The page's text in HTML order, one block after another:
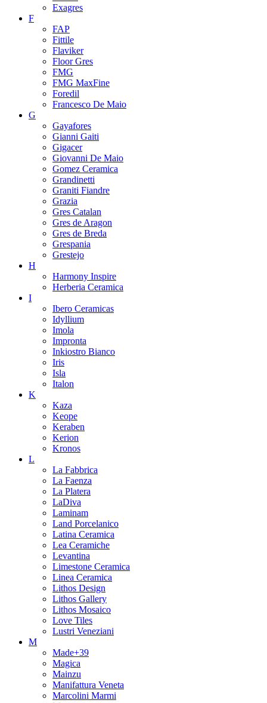
Exagres
F
FAP
Fittile
Flaviker
Floor Gres
FMG
FMG MaxFine
Foredil
Francesco De Maio
G
Gayafores
Gianni Gaiti
Gigacer
Giovanni De Maio
Gomez Ceramica
Grandinetti
Graniti Fiandre
Grazia
Gres Catalan
Gres de Aragon
Gres de Breda
Grespania
Grestejo
H
Harmony Inspire
Herberia Ceramica
I
Ibero Ceramicas
Idyllium
Imola
Impronta
Inkiostro Bianco
Iris
Isla
Italon
K
Kaza
Keope
Keraben
Kerion
Kronos
L
La Fabbrica
La Faenza
La Platera
LaDiva
Laminam
Land Porcelanico
Latina Ceramica
Lea Ceramiche
Levantina
Limestone Ceramica
Linea Ceramica
Lithos Design
Lithos Gallery
Lithos Mosaico
Love Tiles
Lustri Veneziani
M
Made+39
Magica
Mainzu
Manifattura Veneta
Marcolini Marmi